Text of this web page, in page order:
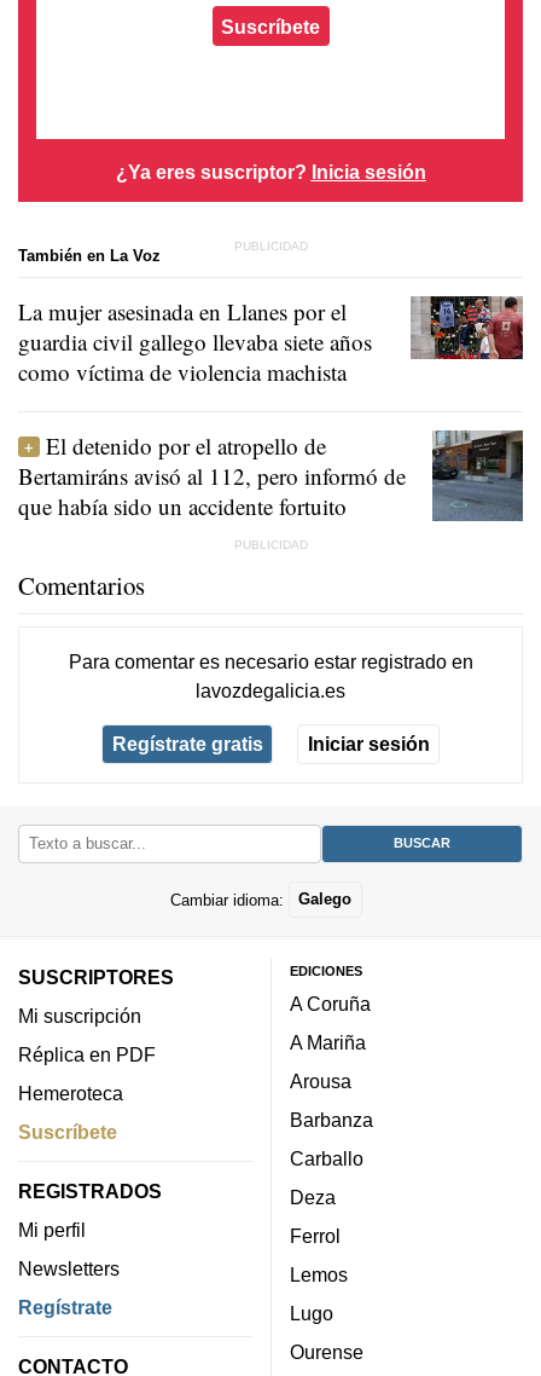
Suscríbete
¿Ya eres suscriptor? Inicia sesión
También en La Voz
La mujer asesinada en Llanes por el
guardia civil gallego llevaba siete años
como víctima de violencia machista
El detenido por el atropello de
Bertamiráns avisó al 112, pero informó de
que había sido un accidente fortuito
Comentarios
Para comentar es necesario estar registradoen
lavozdegalicia.es
Regístrate gratis Iniciar sesión
Cambiar idioma: Galego
SUSCRIPTORES
Mi suscripción
Réplica en PDF
Hemeroteca
Suscríbete
REGISTRADOS
Mi perfil
Newsletters
Regístrate
CONTACTO
EDICIONES
A Coruña
A Mariña
Arousa
Barbanza
Carballo
Deza
Ferrol
Lemos
Lugo
Ourense